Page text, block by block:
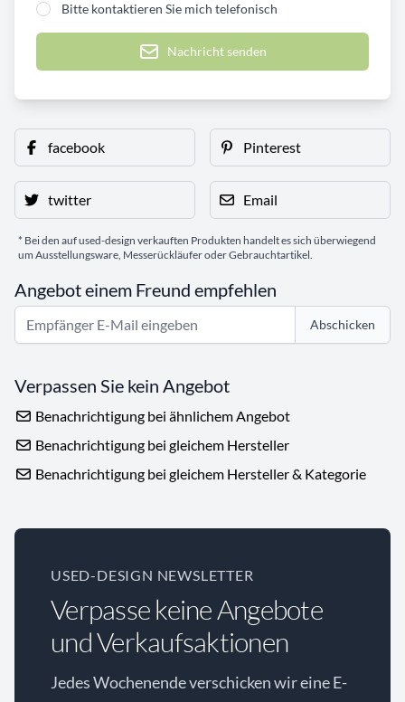
Bitte kontaktieren Sie mich telefonisch
Nachricht senden
facebook Pinterest
twitter Email
* Bei den auf used-design verkauften Produkten handelt es sich überwiegend
um Ausstellungsware, Messerückläufer oder Gebrauchtartikel.
Angebot einem Freund empfehlen
Abschicken
Verpassen Sie kein Angebot
Benachrichtigung bei ähnlichem Angebot
Benachrichtigung bei gleichem Hersteller
Benachrichtigung bei gleichem Hersteller & Kategorie
USED-DESIGN NEWSLETTER
Verpasse keine Angebote
und Verkaufsaktionen
Jedes Wochenende verschicken wir eine E-